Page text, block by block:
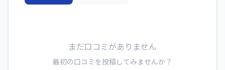
まだ口コミがありません
最初の口コミを投稿してみませんか？